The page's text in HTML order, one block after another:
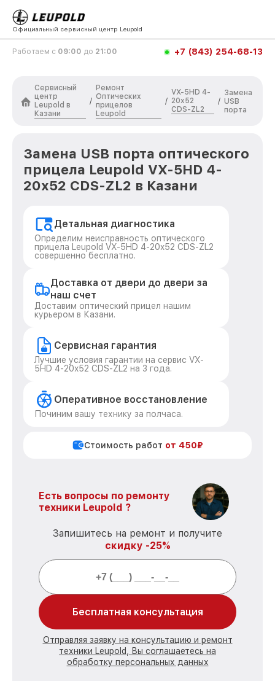
Официальный сервисный центр Leupold
Работаем с 09:00 до 21:00 +7 (843) 254-68-13
Сервисный
центр
Leupold в
Казани
/
Ремонт
Оптических
прицелов
Leupold
/
VX-5HD 4-
20x52
CDS-ZL2
/
Замена
USB
порта
Замена USB порта оптического
прицела Leupold VX-5HD 4-
20x52 CDS-ZL2 в Казани
Детальная диагностика
Определим неисправность оптического
прицела Leupold VX-5HD 4-20x52 CDS-ZL2
совершенно бесплатно.
Доставка от двери до двери за
наш счет
Доставим оптический прицел нашим
курьером в Казани.
Сервисная гарантия
Лучшие условия гарантии на сервис VX-
5HD 4-20x52 CDS-ZL2 на 3 года.
Оперативное восстановление
Починим вашу технику за полчаса.
Стоимость работ от 450₽
Есть вопросы по ремонту
техники Leupold ?
Запишитесь на ремонт и получите
скидку -25%
Бесплатная консультация
Отправляя заявку на консультацию и ремонт
техники Leupold, Вы соглашаетесь на
обработку персональных данных